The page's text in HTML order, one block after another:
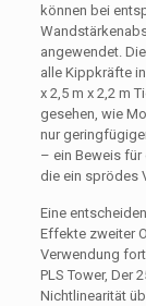
können bei
angewendet.
alle Kippkräfte
x 2,5 m x 2,2 m
gesehen, wie
nur
– ein Beweis für
die ein sprödes
Eine
Effekte zweiter
Verwendung
PLS Tower, Der
Nichtlinearität